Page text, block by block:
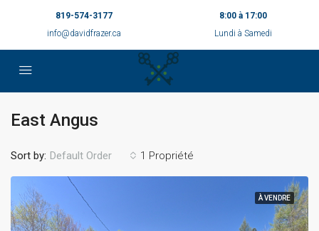
819-574-3177
info@davidfrazer.ca
8:00 à 17:00
Lundi à Samedi
East Angus
1 Propriété
Sort by: Default Order
À VENDRE